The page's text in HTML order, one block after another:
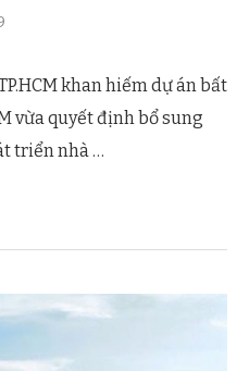
khan hiếm dự án bất
vừa quyết định bổ sung
triển nhà …